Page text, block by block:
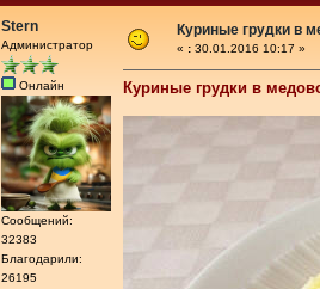
Stern
Администратор
Онлайн
Сообщений:
32383
Благодарили:
26195
Куриные грудки в
« : 30.01.2016 10:17 »
Куриные грудки в